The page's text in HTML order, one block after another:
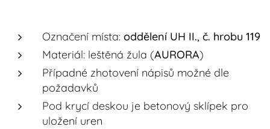
Označení místa: oddělení UH II., č. hrobu 119
Materiál: leštěná žula (AURORA)
Případné zhotovení nápisů možné dle
požadavků
Pod krycí deskou je betonový sklípek pro
uložení uren